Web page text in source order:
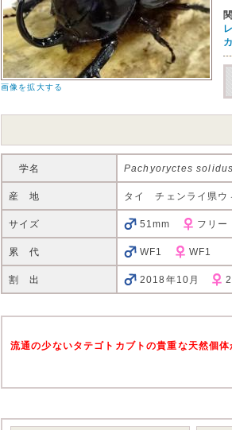
画像を拡大する
学名 Pachyoryctes solidus
産 地 タイ チェンライ県ウ
サイズ 51mm フリー
累 代 WF1 WF1
割 出 2018年10月
流通の少ないタテゴトカブトの貴重な天然個体